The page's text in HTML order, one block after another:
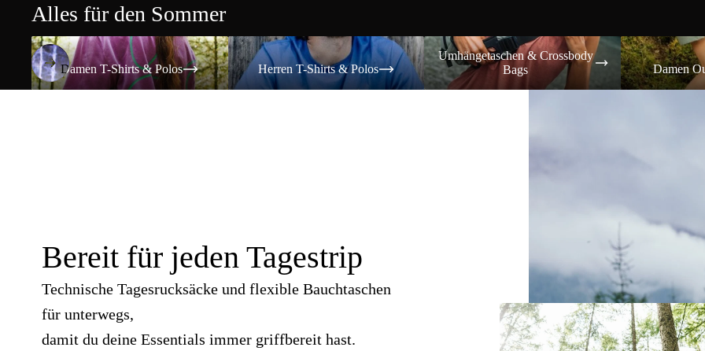
Alles für den Sommer
Damen T-Shirts & Polos
Damen T-Shirts & Polos
Herren T-Shirts & Polos
Herren T-Shirts & Polos
Umhängetaschen & Crossbody Bags
Umhängetaschen & Crossbody
Bags
Damen
Damen
Bereit für jeden Tagestrip
Technische Tagesrucksäcke und flexible Bauchtaschen
für unterwegs,
damit du deine Essentials immer griffbereit hast.